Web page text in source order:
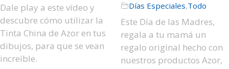
Dale play a este vídeo y
descubre cómo utilizar la
Tinta China de Azor en tus
dibujos, para que se vean
increíble.
Días Especiales,Todo
Este Día de las Madres,
regala a tu mamá un
regalo original hecho con
nuestros productos Azor,